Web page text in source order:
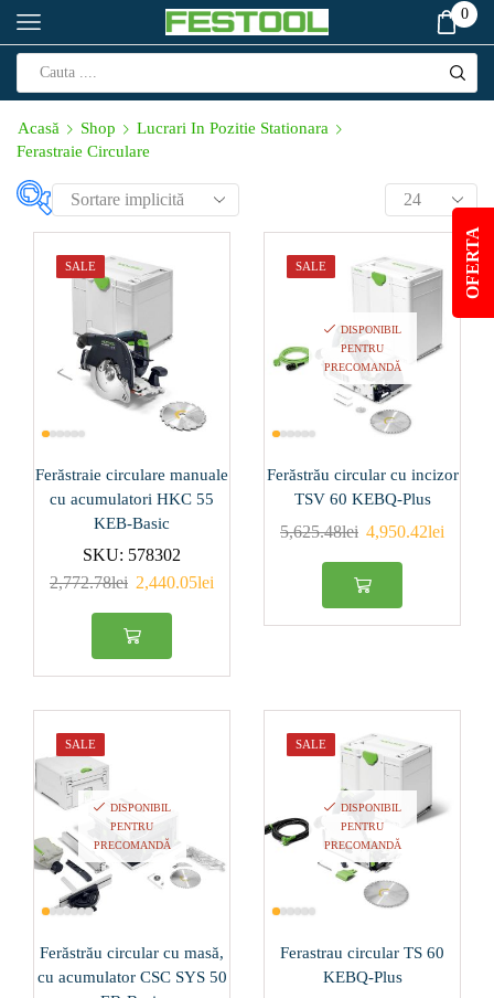
0
Acasă Shop
Lucrari In Pozitie Stationara
Ferastraie Circulare
112(1)
18(0)
Produs Cursa de
lucru (min⁻¹)
12000-24000(1)
14000(0)
19000(0)
2.5(0)
3(0)
4(0)
5 (0)
Produs Diametru
disc (mm)
125 (2)
SALE
Ferăstraie circulare manuale
cu acumulatori HKC 55
KEB-Basic
SKU: 578302
2,772.78lei 2,440.05lei
SALE
DISPONIBIL
PENTRU
PRECOMANDĂ
Ferăstrău circular cu incizor
TSV 60 KEBQ-Plus
5,625.48lei 4,950.42lei
SALE
DISPONIBIL
PENTRU
PRECOMANDĂ
Ferăstrău circular cu masă,
cu acumulator CSC SYS 50
SALE
DISPONIBIL
PENTRU
PRECOMANDĂ
Ferastrau circular TS 60
KEBQ-Plus
OFERTA